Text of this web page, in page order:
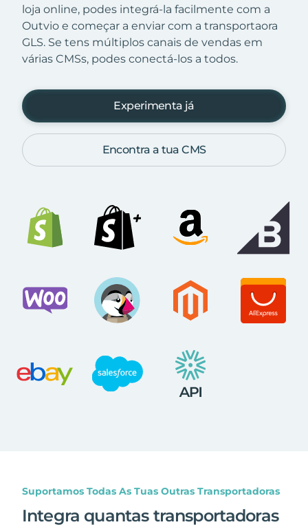
loja online, podes integrá-la facilmente com a
Outvio e começar a enviar com a transportaora
GLS. Se tens múltiplos canais de vendas em
várias CMSs, podes conectá-los a todos.
Experimenta já
Encontra a tua CMS
Suportamos Todas As Tuas Outras Transportadoras
Integra quantas transportadoras